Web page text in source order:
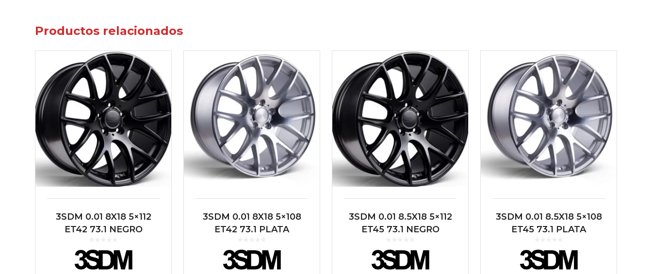
Productos relacionados
3SDM 0.01 8X18 5×112
ET42 73.1 NEGRO
3SDM 0.01 8X18 5×108
ET42 73.1 PLATA
3SDM 0.01 8.5X18 5×112
ET45 73.1 NEGRO
3SDM 0.01 8.5X18 5×108
ET45 73.1 PLATA